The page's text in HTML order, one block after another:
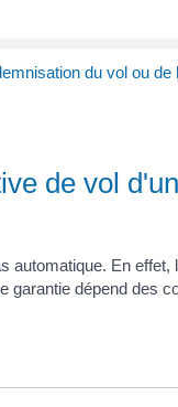
du vol ou
de vol
En
dépend des